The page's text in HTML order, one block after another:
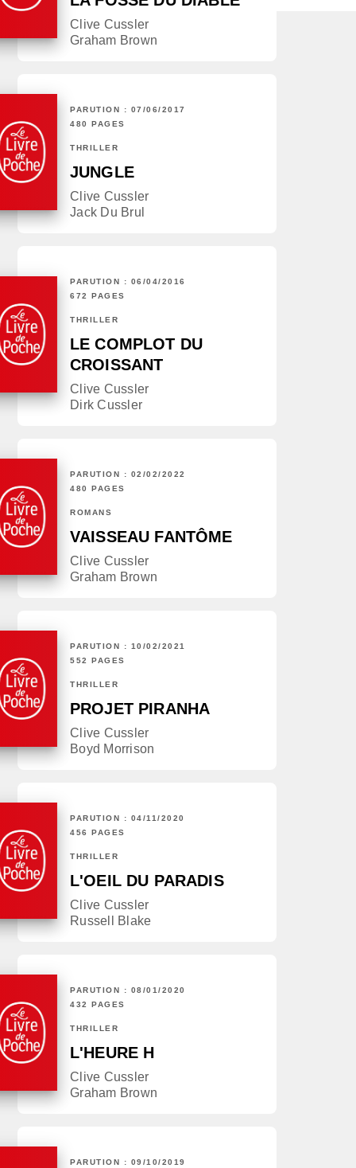
Clive Cussler
Graham Brown
PARUTION : 07/06/2017
480 PAGES
THRILLER
JUNGLE
Clive Cussler
Jack Du Brul
PARUTION : 06/04/2016
672 PAGES
THRILLER
LE COMPLOT DU
CROISSANT
Clive Cussler
Dirk Cussler
PARUTION : 02/02/2022
480 PAGES
ROMANS
VAISSEAU FANTÔME
Clive Cussler
Graham Brown
PARUTION : 10/02/2021
552 PAGES
THRILLER
PROJET PIRANHA
Clive Cussler
Boyd Morrison
PARUTION : 04/11/2020
456 PAGES
THRILLER
L'OEIL DU PARADIS
Clive Cussler
Russell Blake
PARUTION : 08/01/2020
432 PAGES
THRILLER
L'HEURE H
Clive Cussler
Graham Brown
PARUTION : 09/10/2019